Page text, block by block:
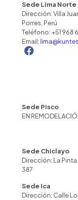
Sede Lima Norte
Dirección: Villa
Porres, Perú
Teléfono: +51 968
Email:
Sede Pisco
EN
Sede Chiclayo
Dirección: La
387
Sede Ica
Dirección: Calle